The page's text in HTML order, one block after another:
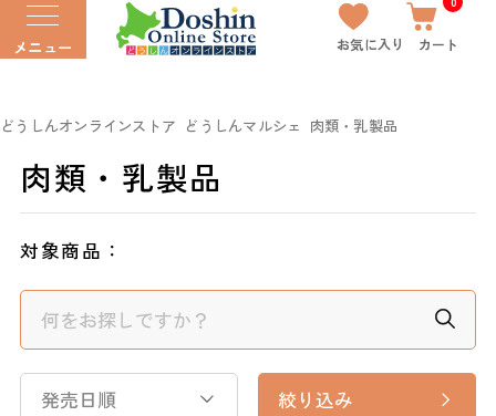
メニュー お気に入り カート
どうしんオンラインストア どうしんマルシェ 肉類・乳製品
肉類・乳製品
対象商品：
発売日順 絞り込み